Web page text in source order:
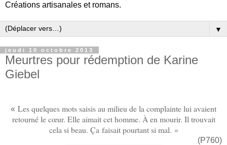
Créations artisanales et romans.
▼
jeudi 10 octobre 2013
Meurtres pour rédemption de Karine
Giebel
« Les quelques mots saisis au milieu de la complainte lui avaient
retourné le cœur. Elle aimait cet homme. À en mourir. Il trouvait
cela si beau. Ça faisait pourtant si mal. »
(P760)